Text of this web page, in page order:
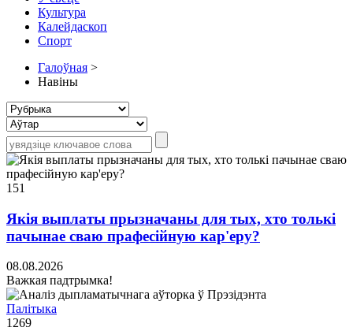
Культура
Калейдаскоп
Спорт
Галоўная >
Навіны
151
Якія выплаты прызначаны для тых, хто толькі
пачынае сваю прафесійную кар'еру?
08.08.2026
Важкая падтрымка!
Палітыка
1269